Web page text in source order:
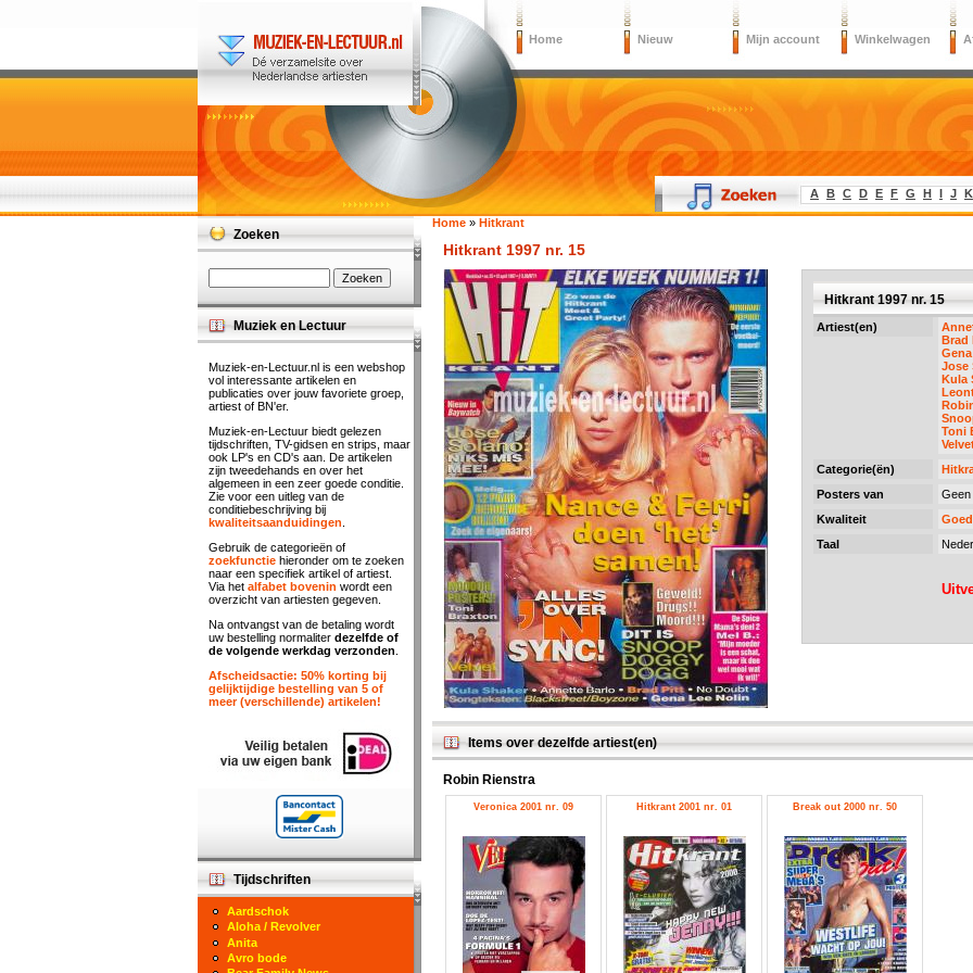
Home Nieuw Mijn account Winkelwagen
A B C D E F G H I J K
Home » Hitkrant
Hitkrant 1997 nr. 15
Hitkrant 1997 nr. 15
Artiest(en)
Brad
Jose
Kula
Toni
Categorie(ën)
Posters van
Geen
Kwaliteit
Goed
Taal
Items over dezelfde artiest(en)
Robin Rienstra
Veronica 2001 nr. 09 Hitkrant 2001 nr. 01 Break out 2000 nr. 50
Zoeken
Muziek en Lectuur
Muziek-en-Lectuur.nl is een webshop
vol interessante artikelen en
publicaties over jouw favoriete groep,
artiest of BN'er.
Muziek-en-Lectuur biedt gelezen
tijdschriften, TV-gidsen en strips, maar
ook LP's en CD's aan. De artikelen
zijn tweedehands en over het
algemeen in een zeer goede conditie.
Zie voor een uitleg van de
conditiebeschrijving bij
kwaliteitsaanduidingen
Gebruik de categorieën of
zoekfunctie hieronder om te zoeken
naar een specifiek artikel of artiest.
Via het alfabet bovenin wordt een
overzicht van artiesten gegeven.
Na ontvangst van de betaling wordt
uw bestelling normaliter dezelfde of
de volgende werkdag verzonden
Afscheidsactie: 50% korting bij
gelijktijdige bestelling van 5 of
meer (verschillende) artikelen!
Tijdschriften
Aardschok
Aloha / Revolver
Anita
Avro bode